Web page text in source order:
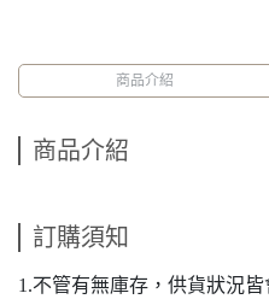
商品介紹
商品介紹
訂購須知
1.不管有無庫存，供貨狀況